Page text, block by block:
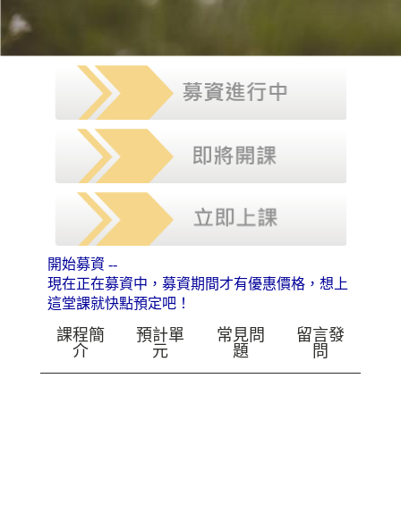
開始募資 --
現在正在募資中，募資期間才有優惠價格，想上
這堂課就快點預定吧！
課程簡
介
預計單
元
常見問
題
留言發
問